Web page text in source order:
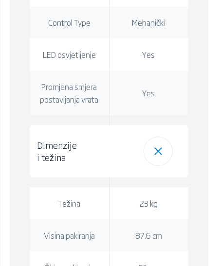
Control Type Mehanički
LED osvjetljenje Yes
Promjena smjera
postavljanja vrata
Yes
Dimenzije
i težina
Težina 23 kg
Visina pakiranja 87.6 cm